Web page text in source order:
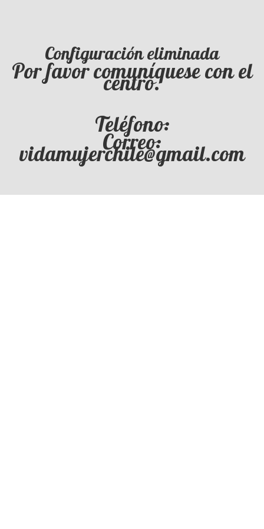
Configuración eliminada
Por favor comuníquese con el
centro.
Teléfono:
Correo:
vidamujerchile@gmail.com